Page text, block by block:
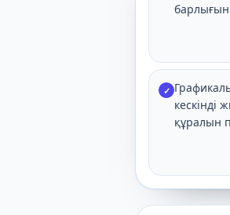
✓
кескінді
құралын